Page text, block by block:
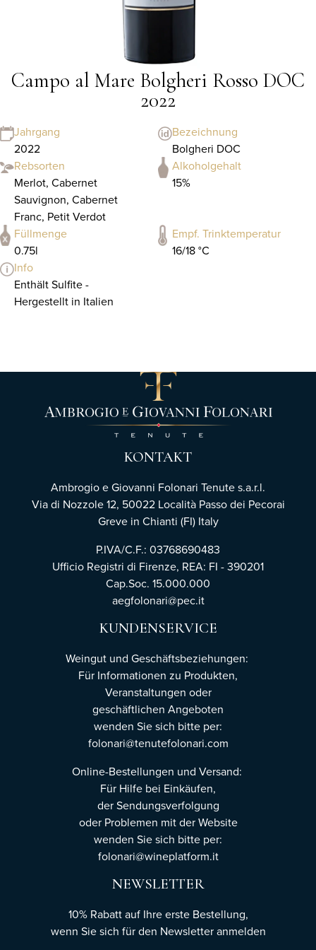
Campo al Mare Bolgheri Rosso DOC
2022
Jahrgang
2022
Bezeichnung
Bolgheri DOC
Rebsorten
Merlot, Cabernet
Sauvignon, Cabernet
Franc, Petit Verdot
Alkoholgehalt
15%
Füllmenge
0.75l
Empf. Trinktemperatur
16/18 °C
Info
Enthält Sulfite -
Hergestellt in Italien
KONTAKT
Ambrogio e Giovanni Folonari Tenute s.a.r.l.
Via di Nozzole 12, 50022 Località Passo dei Pecorai
Greve in Chianti (FI) Italy
P.IVA/C.F.: 03768690483
Ufficio Registri di Firenze, REA: FI - 390201
Cap.Soc. 15.000.000
aegfolonari@pec.it
KUNDENSERVICE
Weingut und Geschäftsbeziehungen:
Für Informationen zu Produkten,
Veranstaltungen oder
geschäftlichen Angeboten
wenden Sie sich bitte per:
folonari@tenutefolonari.com
Online-Bestellungen und Versand:
Für Hilfe bei Einkäufen,
der Sendungsverfolgung
oder Problemen mit der Website
wenden Sie sich bitte per:
folonari@wineplatform.it
NEWSLETTER
10% Rabatt auf Ihre erste Bestellung,
wenn Sie sich für den Newsletteranmelden